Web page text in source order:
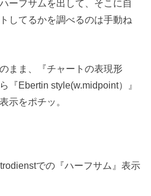
ーフサムを出して、そこに自
してるかを調べるのは手動ね
まま、『チャートの表現形
『Ebertin style(w.midpoint）』
示をポチッ。